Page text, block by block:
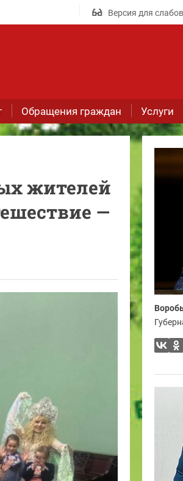
Версия для
Обращения граждан Услуги
жителей
—